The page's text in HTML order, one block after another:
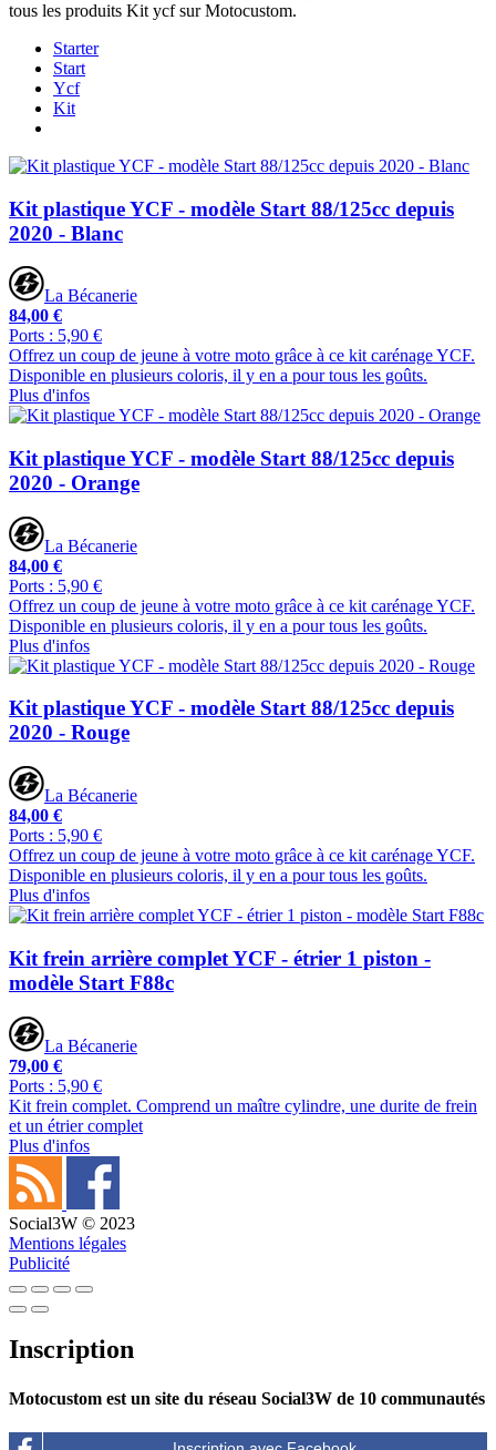
tous les produits Kit ycf sur Motocustom.
Starter
Start
Ycf
Kit
Kit plastique YCF - modèle Start 88/125cc depuis
2020 - Blanc
La Bécanerie
84,00 €
Ports : 5,90 €
Offrez un coup de jeune à votre moto grâce à ce kit carénage YCF.
Disponible en plusieurs coloris, il y en a pour tous les goûts.
Plus d'infos
Kit plastique YCF - modèle Start 88/125cc depuis
2020 - Orange
La Bécanerie
84,00 €
Ports : 5,90 €
Offrez un coup de jeune à votre moto grâce à ce kit carénage YCF.
Disponible en plusieurs coloris, il y en a pour tous les goûts.
Plus d'infos
Kit plastique YCF - modèle Start 88/125cc depuis
2020 - Rouge
La Bécanerie
84,00 €
Ports : 5,90 €
Offrez un coup de jeune à votre moto grâce à ce kit carénage YCF.
Disponible en plusieurs coloris, il y en a pour tous les goûts.
Plus d'infos
Kit frein arrière complet YCF - étrier 1 piston -
modèle Start F88c
La Bécanerie
79,00 €
Ports : 5,90 €
Kit frein complet. Comprend un maître cylindre, une durite de frein
et un étrier complet
Plus d'infos
Social3W © 2023
Mentions légales
Publicité
Inscription
Motocustom est un site du réseau Social3W de 10 communautés